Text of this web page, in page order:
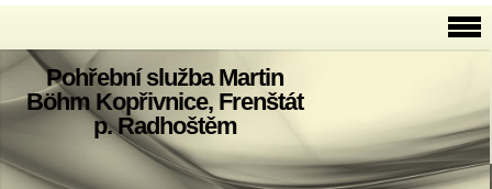
Pohřební služba Martin
Böhm Kopřivnice, Frenštát
p. Radhoštěm